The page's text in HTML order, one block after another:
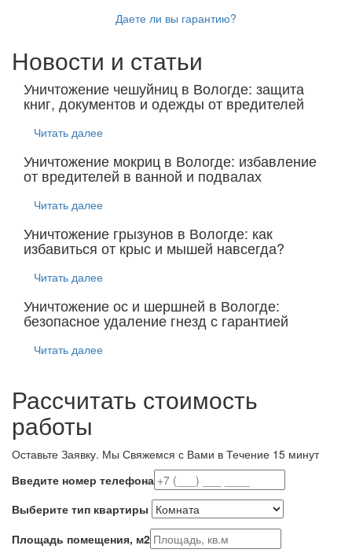
Даете ли вы гарантию?
Новости и статьи
Уничтожение чешуйниц в Вологде: защита
книг, документов и одежды от вредителей
Читать далее
Уничтожение мокриц в Вологде: избавление
от вредителей в ванной и подвалах
Читать далее
Уничтожение грызунов в Вологде: как
избавиться от крыс и мышей навсегда?
Читать далее
Уничтожение ос и шершней в Вологде:
безопасное удаление гнезд с гарантией
Читать далее
Рассчитать стоимость
работы
Оставьте Заявку. Мы Свяжемся с Вами в Течение 15 минут
Введите номер телефона
Выберите тип квартиры
Площадь помещения, м2